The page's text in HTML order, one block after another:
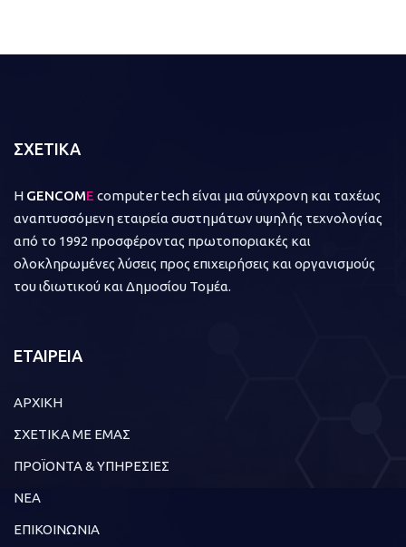
ΣΧΕΤΙΚΑ
Η GENCOME computer tech είναι μια σύγχρονη και ταχέως
αναπτυσσόμενη εταιρεία συστημάτων υψηλής τεχνολογίας
από το 1992 προσφέροντας πρωτοποριακές και
ολοκληρωμένες λύσεις προς επιχειρήσεις και οργανισμούς
του ιδιωτικού και Δημοσίου Τομέα.
ΕΤΑΙΡΕΙΑ
ΑΡΧΙΚΗ
ΣΧΕΤΙΚΑ ΜΕ ΕΜΑΣ
ΠΡΟΪΟΝΤΑ & ΥΠΗΡΕΣΙΕΣ
ΝΕΑ
ΕΠΙΚΟΙΝΩΝΙΑ